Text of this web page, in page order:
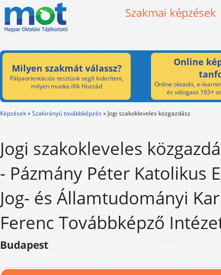
Szakmai képzések
Milyen szakmát válassz?
Pályaorientációs tesztünk segít kideríteni,
milyen munka illik Hozzád
Online
Online oktatás, e-
és válogass 165+
Képzések»Szakirányú továbbképzés » Jogi szakokleveles közgazdász
Jogi szakokleveles
- Pázmány Péter Katolikus
Jog- és Államtudományi
Ferenc Továbbképző
Budapest